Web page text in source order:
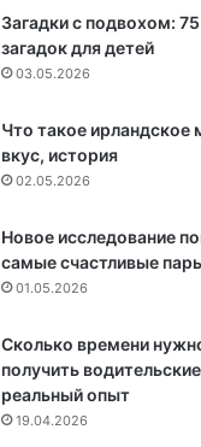
Загадки с подвохом:
загадок для детей
03.05.2026
Что такое ирландское
вкус, история
02.05.2026
Новое исследование
самые счастливые
01.05.2026
Сколько времени
получить
реальный опыт
19.04.2026